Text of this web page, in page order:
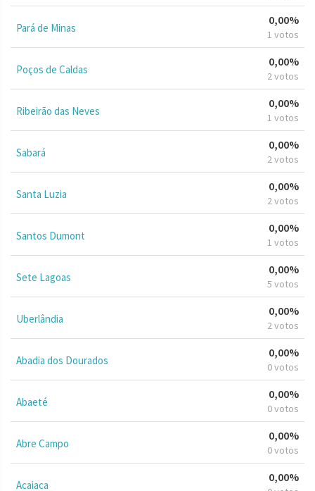
Pará de Minas
0,00%
1 votos
Poços de Caldas
0,00%
2 votos
Ribeirão das Neves
0,00%
1 votos
Sabará
0,00%
2 votos
Santa Luzia
0,00%
2 votos
Santos Dumont
0,00%
1 votos
Sete Lagoas
0,00%
5 votos
Uberlândia
0,00%
2 votos
Abadia dos Dourados
0,00%
0 votos
Abaeté
0,00%
0 votos
Abre Campo
0,00%
0 votos
Acaiaca
0,00%